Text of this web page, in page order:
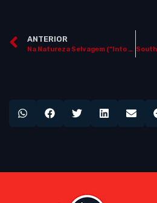
ANTERIOR
Na Natureza Selvagem (“Into the Wild”, EUA, 2007)